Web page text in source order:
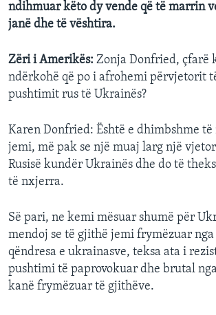
ndihmuar këto dy vende që të marrin
janë dhe të vështira.
Zëri i Amerikës: Zonja Donfried, çfarë
ndërkohë që po i afrohemi përvjetorit
pushtimit rus të Ukrainës?
Karen Donfried: Është e dhimbshme të
jemi, më pak se një muaj larg një
Rusisë kundër Ukrainës dhe do të
të nxjerra.
Së pari, ne kemi mësuar shumë për
mendoj se të gjithë jemi frymëzuar
qëndresa e ukrainasve, teksa ata i
pushtimi të paprovokuar dhe brutal
kanë frymëzuar të gjithëve.